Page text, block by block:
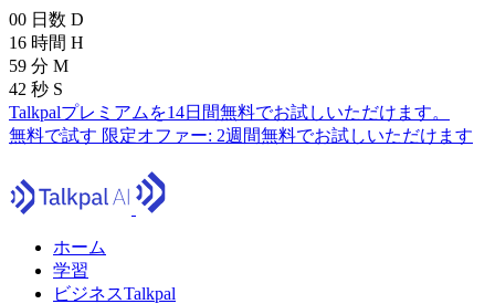
00 日数 D
16 時間 H
59 分 M
41 秒 S
Talkpalプレミアムを14日間無料でお試しいただけます。
無料で試す 限定オファー: 2週間無料でお試しいただけます
ホーム
学習
ビジネスTalkpal